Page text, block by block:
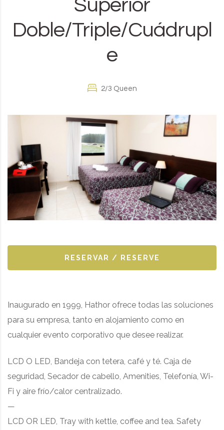
Superior
Doble/Triple/Cuádrupl
e
2/3 Queen
LCD O LED, Bandeja con tetera, café y té. Caja de
seguridad, Secador de cabello, Amenities, Telefonía, Wi-
Fi y aire frío/calor centralizado.
—
LCD OR LED, Tray with kettle, coffee and tea. Safety
RESERVAR / RESERVE
Inaugurado en 1999, Hathor ofrece todas las soluciones
para su empresa, tanto en alojamiento como en
cualquier evento corporativo que desee realizar.